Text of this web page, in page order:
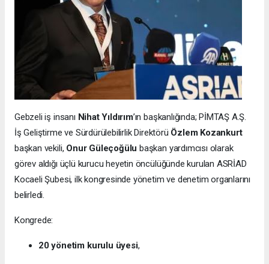
Gebzeli iş insanı Nihat Yıldırım’ın başkanlığında; PİMTAŞ A.Ş.
İş Geliştirme ve Sürdürülebilirlik Direktörü Özlem Kozankurt
başkan vekili, Onur Güleçoğülu başkan yardımcısı olarak
görev aldığı üçlü kurucu heyetin öncülüğünde kurulan ASRİAD
Kocaeli Şubesi, ilk kongresinde yönetim ve denetim organlarını
belirledi.
Kongrede:
20 yönetim kurulu üyesi,